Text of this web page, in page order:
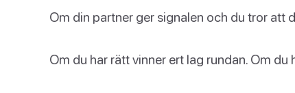
Om din partner ger signalen och du tror att
Om du har rätt vinner ert lag rundan. Om du